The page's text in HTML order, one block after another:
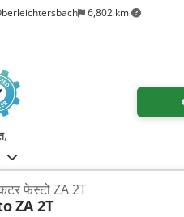
6,802 km
,
फेस्टो ZA 2T
ZA 2T